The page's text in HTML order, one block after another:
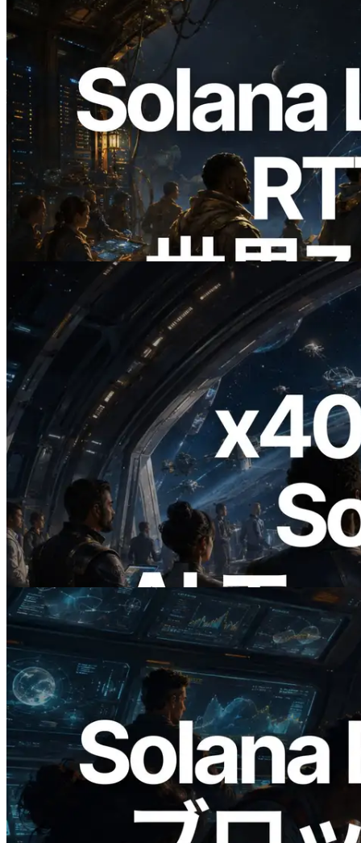
2026.08.05
ERPC、Solana Leader Slot APIを世界7
リージョンのping計測に拡張—
Validators Information APIも公開
この記事を読む
2026.07.04
ERPC、x402 決済対応の Solana RPC を
公開 — AI エージェントが必要な API
にその場で支払う時代の幕開け
この記事を読む
2026.05.24
Validators Solutions、Solana ブロックア